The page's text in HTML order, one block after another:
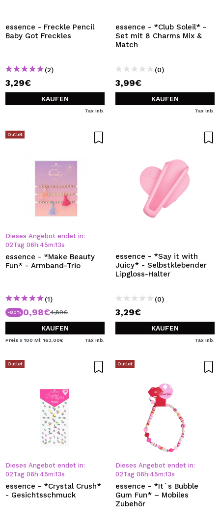
Durch die Erstellung eines Kontos bei Maquillalia.de
können Sie Ihre Einkäufe schnell tätigen, den Status Ihrer
BENUTZERKONTO ERSTELLEN
essence - Freckle Pencil
Baby Got Freckles
(2)
3,29€
KAUFEN
Tax Inb.
essence - *Club Soleil* -
Set mit 8 Charms Mix &
Match
(0)
3,99€
KAUFEN
Tax Inb.
Outlet
Dieses Angebot endet in:
02Tag 06 h:45m:13s
essence - *Make Beauty
Fun* - Armband-Trio
(1)
-80% 0,98€4,89€
KAUFEN
Preis x 100 Ml: 163,00€ Tax Inb.
essence - *Say it with
Juicy* - Selbstklebender
Lipgloss-Halter
(0)
3,29€
KAUFEN
Tax Inb.
Outlet
Dieses Angebot endet in:
02Tag 06 h:45m:13s
essence - *Crystal Crush*
- Gesichtsschmuck
Outlet
Dieses Angebot endet in:
02Tag 06 h:45m:13s
essence - *It´s Bubble
Gum Fun* – Mobiles
Zubehör